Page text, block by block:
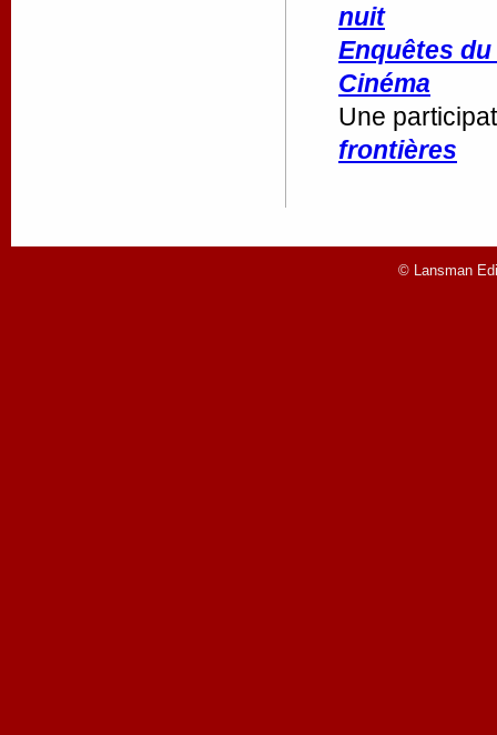
nuit
Enquêtes
Cinéma
Une
frontières
© Lansman